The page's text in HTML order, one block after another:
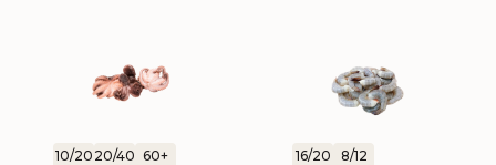
10/20 20/40 60+ 16/20 8/12